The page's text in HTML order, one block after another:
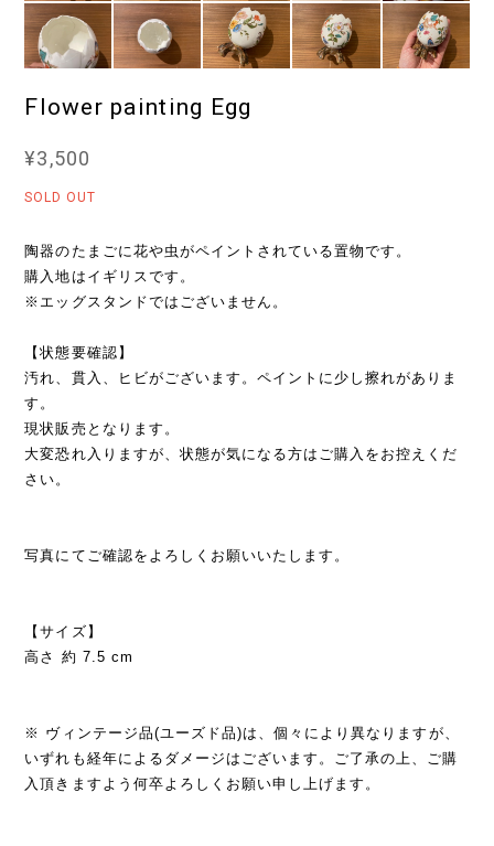
Flower painting Egg
¥3,500
SOLD OUT
陶器のたまごに花や虫がペイントされている置物です。
購入地はイギリスです。
※エッグスタンドではございません。
【状態要確認】
汚れ、貫入、ヒビがございます。ペイントに少し擦れがありま
す。
現状販売となります。
大変恐れ入りますが、状態が気になる方はご購入をお控えくだ
さい。
写真にてご確認をよろしくお願いいたします。
【サイズ】
高さ 約 7.5 cm
※ ヴィンテージ品(ユーズド品)は、個々により異なりますが、
いずれも経年によるダメージはございます。ご了承の上、ご購
入頂きますよう何卒よろしくお願い申し上げます。